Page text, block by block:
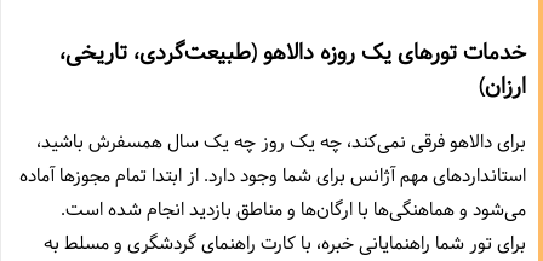
خدمات تورهای یک روزه دالاهو (طبیعت‌گردی، تاریخی،
ارزان)
برای دالاهو فرقی نمی‌کند، چه یک روز چه یک سال همسفرش باشید،‌
استانداردهای مهم آژانس برای شما وجود دارد. از ابتدا تمام مجوزها آماده
می‌شود و هماهنگی‌ها با ارگان‌ها و مناطق بازدید انجام شده است.
برای تور شما راهنمایانی خبره،‌ با کارت راهنمای گردشگری و مسلط به